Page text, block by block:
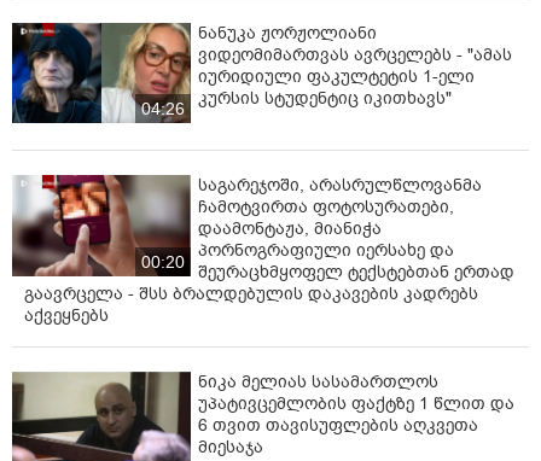
04:26
ნანუკა ჟორჟოლიანი
ვიდეომიმართვას ავრცელებს - "ამას
იურიდიული ფაკულტეტის 1-ელი
კურსის სტუდენტიც იკითხავს"
00:20
საგარეჯოში, არასრულწლოვანმა
ჩამოტვირთა ფოტოსურათები,
დაამონტაჟა, მიანიჭა
პორნოგრაფიული იერსახე და
შეურაცხმყოფელ ტექსტებთან ერთად
გაავრცელა - შსს ბრალდებულის დაკავების კადრებს
აქვეყნებს
ნიკა მელიას სასამართლოს
უპატივცემლობის ფაქტზე 1 წლით და
6 თვით თავისუფლების აღკვეთა
მიესაჯა